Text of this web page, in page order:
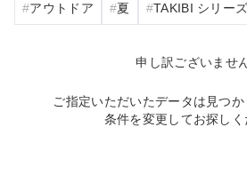
アウトドア 夏 TAKIBI シリーズ
申し訳ございません
ご指定いただいたデータは見つか
条件を変更してお探しく